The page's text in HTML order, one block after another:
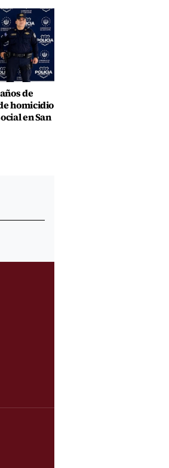
de
homicidio
en San